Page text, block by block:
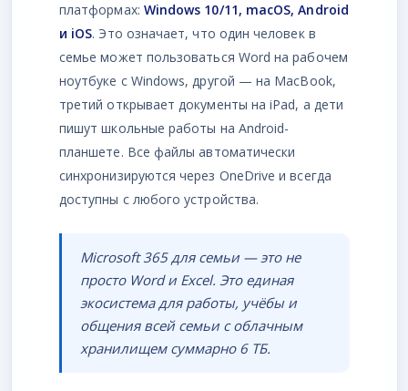
платформах: Windows 10/11, macOS, Android
и iOS. Это означает, что один человек в
семье может пользоваться Word на рабочем
ноутбуке с Windows, другой — на MacBook,
третий открывает документы на iPad, а дети
пишут школьные работы на Android-
планшете. Все файлы автоматически
синхронизируются через OneDrive и всегда
доступны с любого устройства.
Microsoft 365 для семьи — это не
просто Word и Excel. Это единая
экосистема для работы, учёбы и
общения всей семьи с облачным
хранилищем суммарно 6 ТБ.